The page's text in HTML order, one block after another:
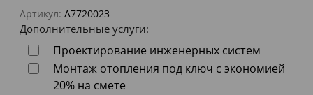
Артикул: A7720023
Дополнительные услуги:
Проектирование инженерных систем
Монтаж отопления под ключ с экономией
20% на смете